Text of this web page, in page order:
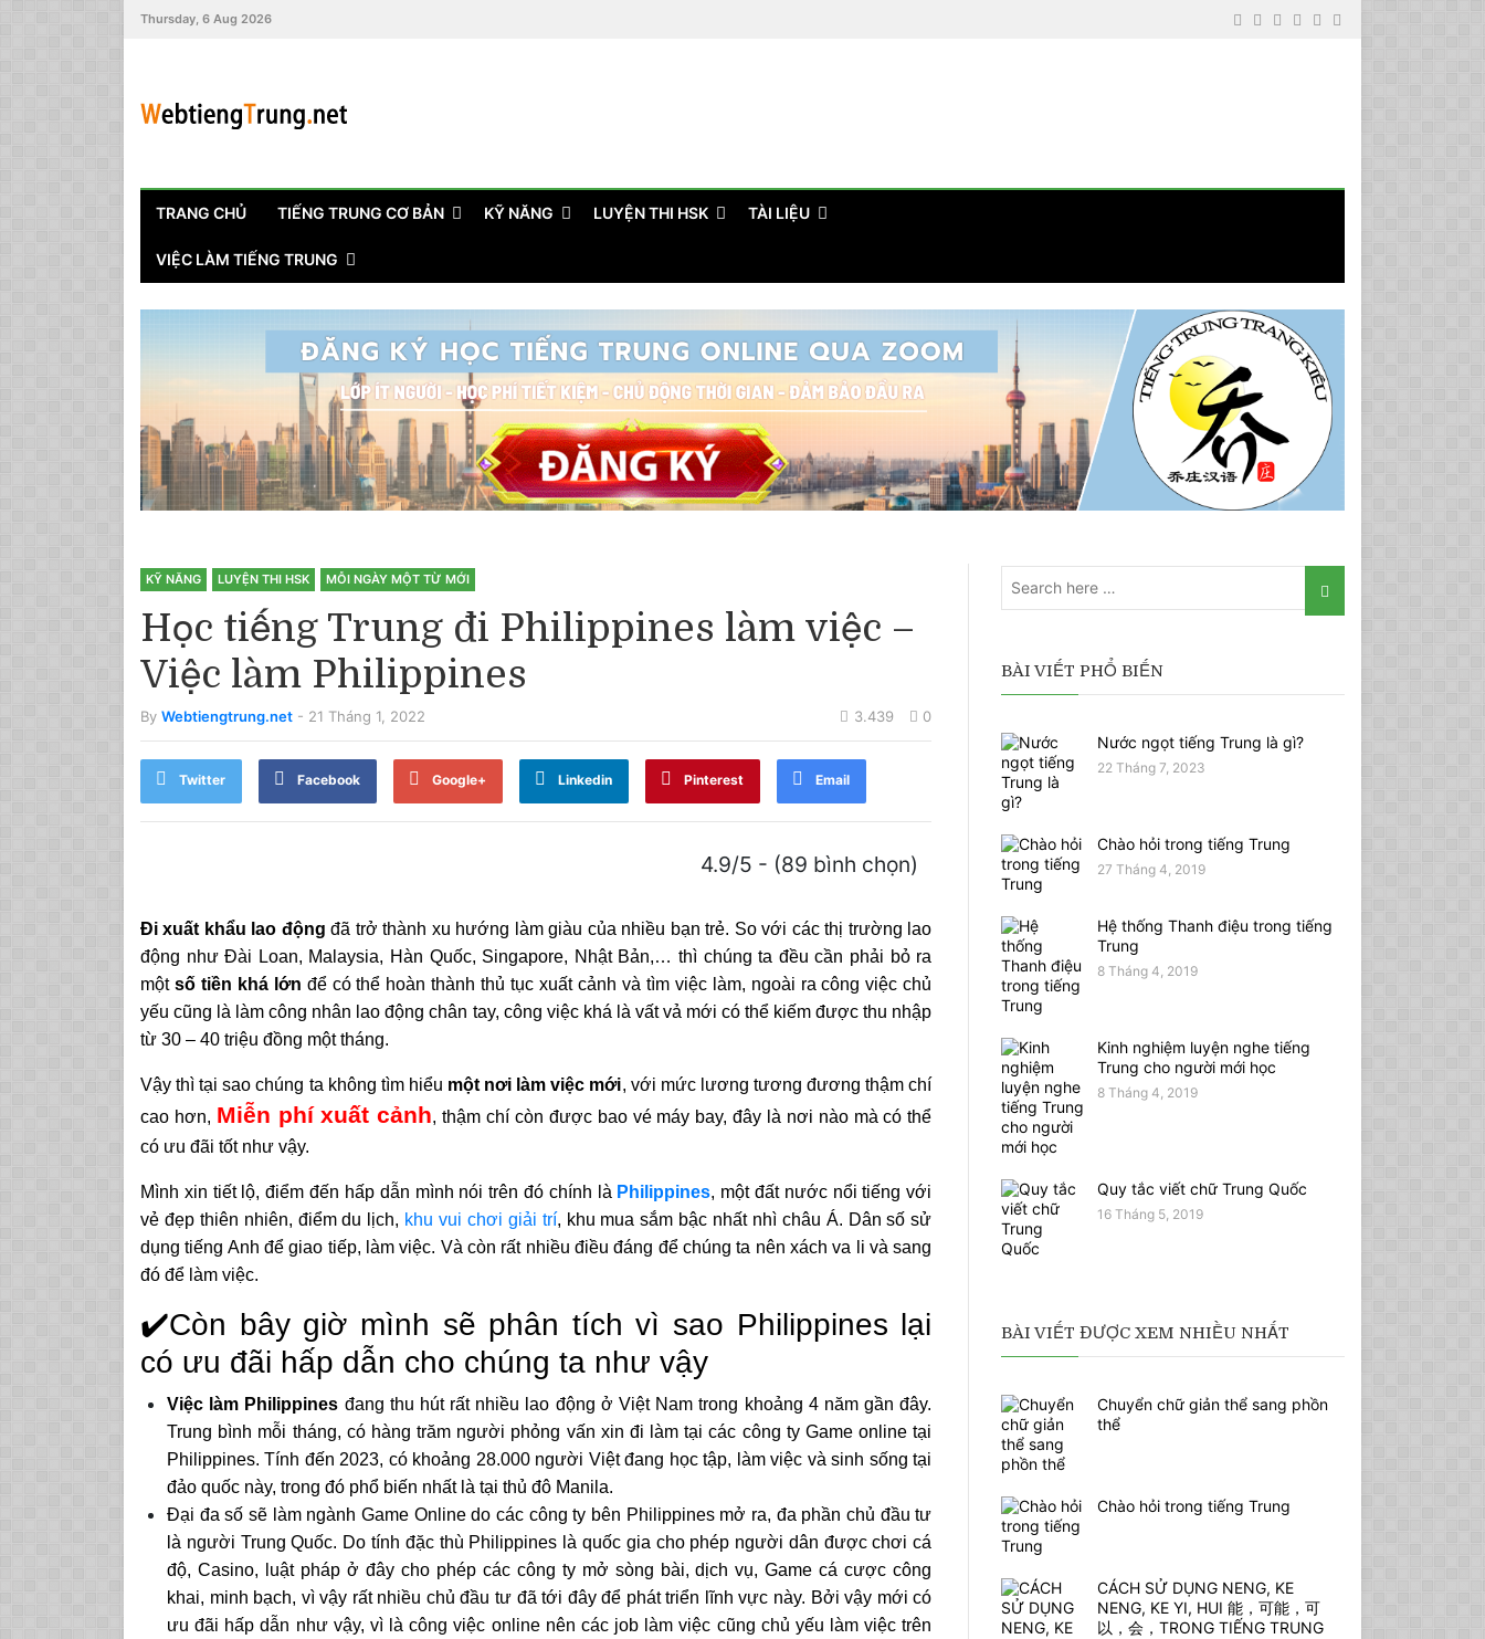
Thursday, 6 Aug 2026
TRANG CHỦ TIẾNG TRUNG CƠ BẢN KỸ NĂNG LUYỆN THI HSK TÀI LIỆU
VIỆC LÀM TIẾNG TRUNG
KỸ NĂNG LUYỆN THI HSK MỖI NGÀY MỘT TỪ MỚI
Học tiếng Trung đi Philippines làm việc –
Việc làm Philippines
By Webtiengtrung.net - 21 Tháng 1, 2022 3.439 0
Twitter Facebook Google+ Linkedin Pinterest Email
4.9/5 - (89 bình chọn)
Đi xuất khẩu lao động đã trở thành xu hướng làm giàu của nhiều bạn trẻ. So với các thị trường lao
động như Đài Loan, Malaysia, Hàn Quốc, Singapore, Nhật Bản,… thì chúng ta đều cần phải bỏ ra
một số tiền khá lớn để có thể hoàn thành thủ tục xuất cảnh và tìm việc làm, ngoài ra công việc chủ
yếu cũng là làm công nhân lao động chân tay, công việc khá là vất vả mới có thể kiếm được thu nhập
từ 30 – 40 triệu đồng một tháng.
Vậy thì tại sao chúng ta không tìm hiểu một nơi làm việc mới, với mức lương tương đương thậm chí
cao hơn, Miễn phí xuất cảnh, thậm chí còn được bao vé máy bay, đây là nơi nào mà có thể
có ưu đãi tốt như vậy.
Mình xin tiết lộ, điểm đến hấp dẫn mình nói trên đó chính là Philippines, một đất nước nổi tiếng với
vẻ đẹp thiên nhiên, điểm du lịch, khu vui chơi giải trí, khu mua sắm bậc nhất nhì châu Á. Dân số sử
dụng tiếng Anh để giao tiếp, làm việc. Và còn rất nhiều điều đáng để chúng ta nên xách va li và sang
đó để làm việc.
✔️Còn bây giờ mình sẽ phân tích vì sao Philippines lại
có ưu đãi hấp dẫn cho chúng ta như vậy
Việc làm Philippines đang thu hút rất nhiều lao động ở Việt Nam trong khoảng 4 năm gần đây.
Trung bình mỗi tháng, có hàng trăm người phỏng vấn xin đi làm tại các công ty Game online tại
Philippines. Tính đến 2023, có khoảng 28.000 người Việt đang học tập, làm việc và sinh sống tại
đảo quốc này, trong đó phổ biến nhất là tại thủ đô Manila.
Đại đa số sẽ làm ngành Game Online do các công ty bên Philippines mở ra, đa phần chủ đầu tư
là người Trung Quốc. Do tính đặc thù Philippines là quốc gia cho phép người dân được chơi cá
độ, Casino, luật pháp ở đây cho phép các công ty mở sòng bài, dịch vụ, Game cá cược công
khai, minh bạch, vì vậy rất nhiều chủ đầu tư đã tới đây để phát triển lĩnh vực này. Bởi vậy mới có
ưu đãi hấp dẫn như vậy, vì là công việc online nên các job làm việc cũng chủ yếu làm việc trên
BÀI VIẾT PHỔ BIẾN
Nước ngọt tiếng Trung là gì?
22 Tháng 7, 2023
Chào hỏi trong tiếng Trung
27 Tháng 4, 2019
Hệ thống Thanh điệu trong tiếng
Trung
8 Tháng 4, 2019
Kinh nghiệm luyện nghe tiếng
Trung cho người mới học
8 Tháng 4, 2019
Quy tắc viết chữ Trung Quốc
16 Tháng 5, 2019
BÀI VIẾT ĐƯỢC XEM NHIỀU NHẤT
Chuyển chữ giản thể sang phồn
thể
Chào hỏi trong tiếng Trung
CÁCH SỬ DỤNG NENG, KE
NENG, KE YI, HUI 能，可能，可
以，会，TRONG TIẾNG TRUNG